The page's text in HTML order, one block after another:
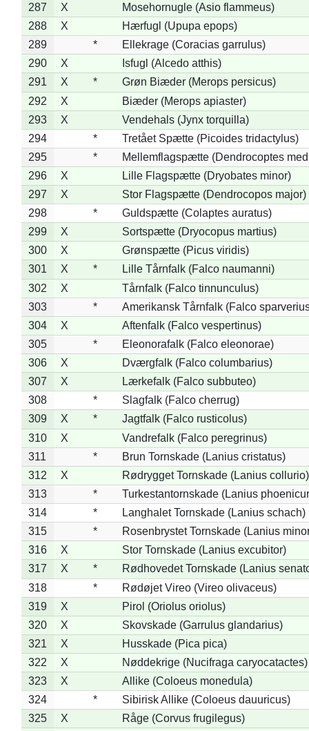
287
X
Mosehornugle (Asio flammeus)
288
X
Hærfugl (Upupa epops)
289
*
Ellekrage (Coracias garrulus)
290
X
Isfugl (Alcedo atthis)
291
X *
Grøn Biæder (Merops persicus)
292
X
Biæder (Merops apiaster)
293
X
Vendehals (Jynx torquilla)
294
*
Tretået Spætte (Picoides tridactylus)
295
*
Mellemflagspætte (Dendrocoptes
296
X
Lille Flagspætte (Dryobates minor)
297
X
Stor Flagspætte (Dendrocopos major)
298
*
Guldspætte (Colaptes auratus)
299
X
Sortspætte (Dryocopus martius)
300
X
Grønspætte (Picus viridis)
301
X *
Lille Tårnfalk (Falco naumanni)
302
X
Tårnfalk (Falco tinnunculus)
303
*
Amerikansk Tårnfalk (Falco
304
X
Aftenfalk (Falco vespertinus)
305
*
Eleonorafalk (Falco eleonorae)
306
X
Dværgfalk (Falco columbarius)
307
X
Lærkefalk (Falco subbuteo)
308
*
Slagfalk (Falco cherrug)
309
X *
Jagtfalk (Falco rusticolus)
310
X
Vandrefalk (Falco peregrinus)
311
*
Brun Tornskade (Lanius cristatus)
312
X
Rødrygget Tornskade (Lanius collurio)
313
*
Turkestantornskade (Lanius
314
*
Langhalet Tornskade (Lanius schach)
315
*
Rosenbrystet Tornskade (Lanius
316
X
Stor Tornskade (Lanius excubitor)
317
X *
Rødhovedet Tornskade (Lanius
318
*
Rødøjet Vireo (Vireo olivaceus)
319
X
Pirol (Oriolus oriolus)
320
X
Skovskade (Garrulus glandarius)
321
X
Husskade (Pica pica)
322
X
Nøddekrige (Nucifraga caryocatactes)
323
X
Allike (Coloeus monedula)
324
*
Sibirisk Allike (Coloeus dauuricus)
325
X
Råge (Corvus frugilegus)